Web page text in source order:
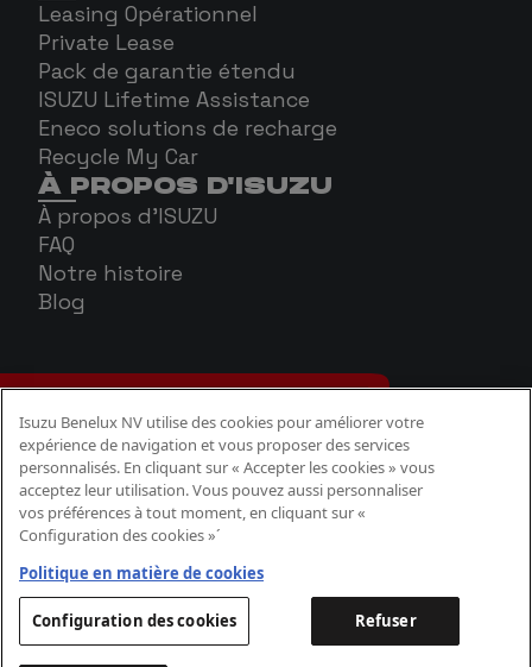
Leasing Opérationnel
Private Lease
Pack de garantie étendu
ISUZU Lifetime Assistance
Eneco solutions de recharge
Recycle My Car
À PROPOS D'ISUZU
À propos d'ISUZU
FAQ
Notre histoire
Blog
Politique CookiesPolitique confidentialité
Aspects légaux
Isuzu Benelux NV utilise des cookies pour améliorer votre
expérience de navigation et vous proposer des services
personnalisés. En cliquant sur « Accepter les cookies » vous
acceptez leur utilisation. Vous pouvez aussi personnaliser
vos préférences à tout moment, en cliquant sur «
Configuration des cookies »´
Politique en matière de cookies
Configuration des cookies Refuser